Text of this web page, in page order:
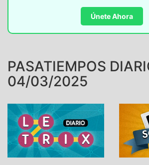
Únete Ahora
PASATIEMPOS
04/03/2025